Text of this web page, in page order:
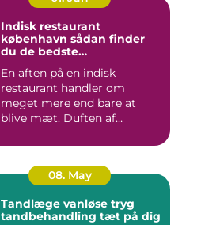
Indisk restaurant
københavn sådan finder
du de bedste
En aften på en indisk
restaurant handler om
meget mere end bare at
blive mæt. Duften af
08. May
Tandlæge vanløse tryg
tandbehandling tæt på dig